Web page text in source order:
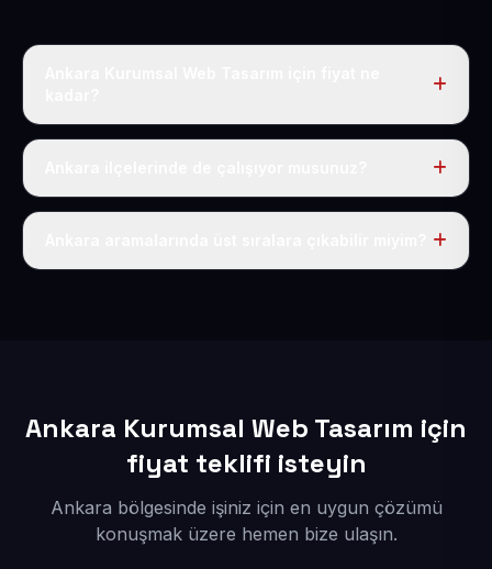
Ankara dahil Türkiye’nin her yerinde geçerli yıllık tek
Elbette; Ankara iline bağlı bütün ilçelere uzaktan ve
Ankara Kurumsal Web Tasarım için
fiyat teklifi isteyin
Ankara bölgesinde işiniz için en uygun çözümü
konuşmak üzere hemen bize ulaşın.